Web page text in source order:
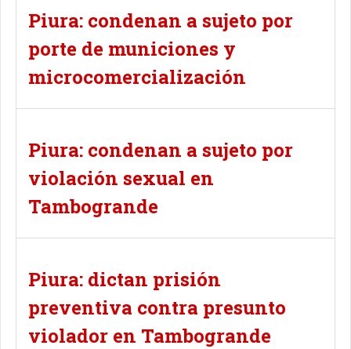
Piura: condenan a sujeto por
porte de municiones y
microcomercialización
Piura: condenan a sujeto por
violación sexual en
Tambogrande
Piura: dictan prisión
preventiva contra presunto
violador en Tambogrande